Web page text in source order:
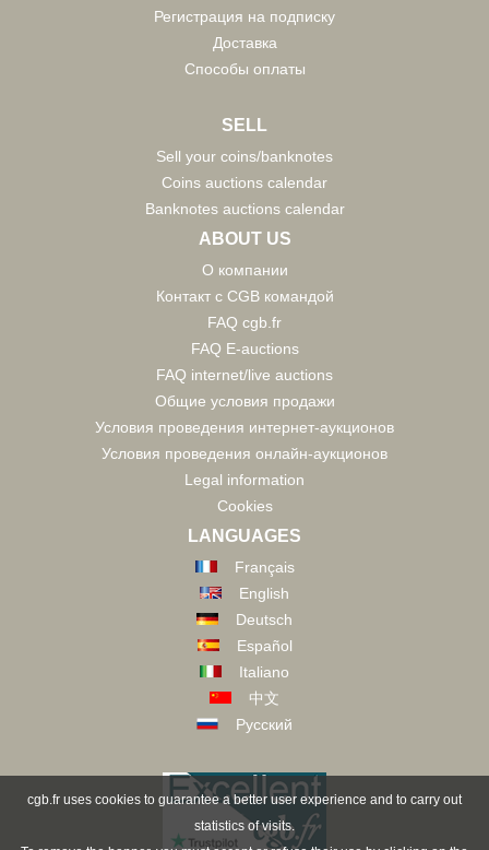
Регистрация на подписку
Доставка
Способы оплаты
SELL
Sell your coins/banknotes
Coins auctions calendar
Banknotes auctions calendar
ABOUT US
О компании
Контакт с CGB командой
FAQ cgb.fr
FAQ E-auctions
FAQ internet/live auctions
Общие условия продажи
Условия проведения интернет-аукционов
Условия проведения онлайн-аукционов
Legal information
Cookies
LANGUAGES
Français
English
Deutsch
Español
Italiano
中文
Русский
cgb.fr uses cookies to guarantee a better user experience and to carry out
statistics of visits.